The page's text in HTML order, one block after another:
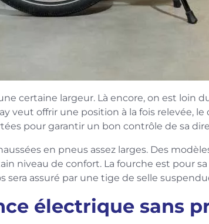
certaine largeur. Là encore, on est loin
veut offrir une position à la fois relevée,
pour garantir un bon contrôle de sa
en pneus assez larges. Des
niveau de confort. La fourche est pour
sera assuré par une tige de selle
électrique sans